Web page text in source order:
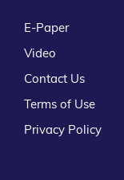
E-Paper
Video
Contact Us
Terms of Use
Privacy Policy